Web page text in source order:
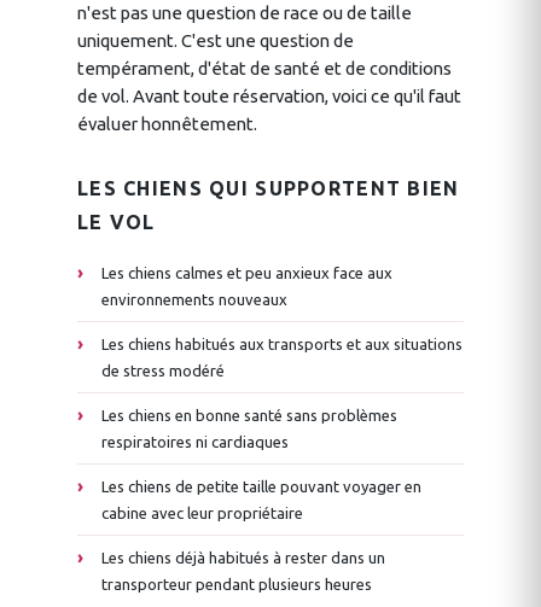
n'est pas une question de race ou de taille
uniquement. C'est une question de
tempérament, d'état de santé et de conditions
de vol. Avant toute réservation, voici ce qu'il faut
évaluer honnêtement.
LES CHIENS QUI SUPPORTENT BIEN
LE VOL
Les chiens calmes et peu anxieux face aux
environnements nouveaux
Les chiens habitués aux transports et aux situations
de stress modéré
Les chiens en bonne santé sans problèmes
respiratoires ni cardiaques
Les chiens de petite taille pouvant voyager en
cabine avec leur propriétaire
Les chiens déjà habitués à rester dans un
transporteur pendant plusieurs heures